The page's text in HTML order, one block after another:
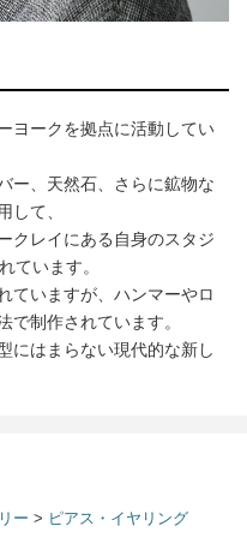
ヨークを拠点に活動してい
ー、天然石、さらに鉱物な
して、
クレイにある自身のスタジ
ています。
ていますが、ハンマーやロ
で制作されています。
にはまらない現代的な新し
ー > ピアス・イヤリング